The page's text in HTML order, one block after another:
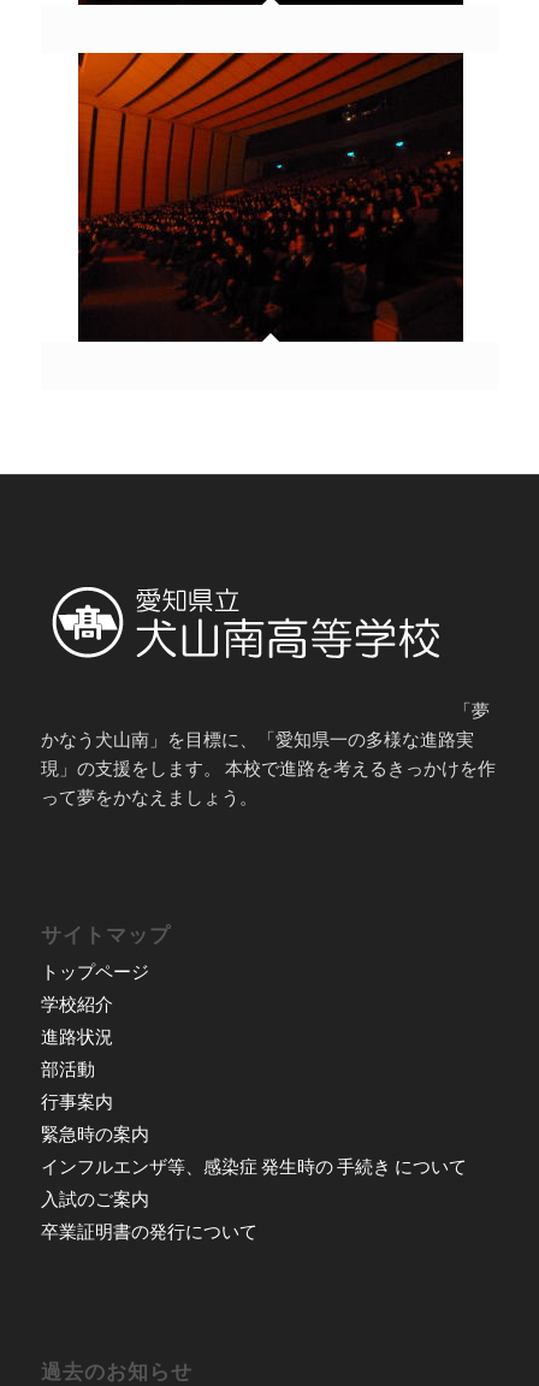
「夢
かなう犬山南」を目標に、「愛知県一の多様な進路実
現」の支援をします。 本校で進路を考えるきっかけを作
って夢をかなえましょう。
サイトマップ
トップページ
学校紹介
進路状況
部活動
行事案内
緊急時の案内
インフルエンザ等、感染症 発生時の 手続き について
入試のご案内
卒業証明書の発行について
過去のお知らせ